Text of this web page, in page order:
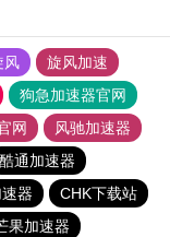
风
旋风加速
狗急加速器官网
网
风驰加速器
酷通加速器
器
CHK下载站
果加速器